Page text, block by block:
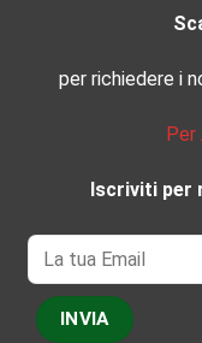
per richiedere i
Per
Iscriviti per